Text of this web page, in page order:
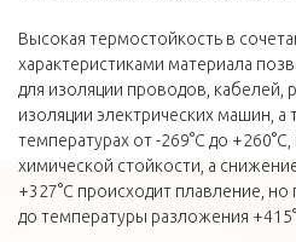
Высокая термостойкость в
характеристиками материала
для изоляции проводов, кабелей,
изоляции электрических машин,
температурах от -269°С до
химической стойкости, а
+327°С происходит плавление,
до температуры разложения